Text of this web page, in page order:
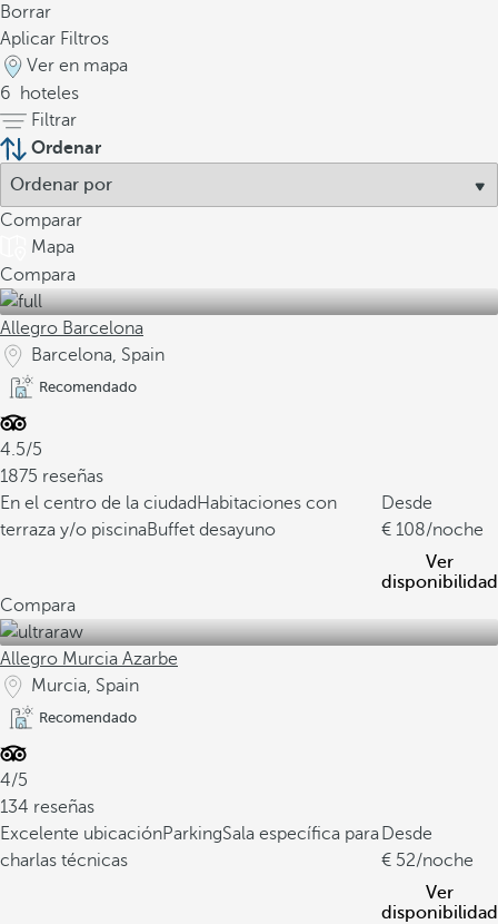
Borrar
Aplicar Filtros
Ver en mapa
6
hoteles
Filtrar
Ordenar
Comparar
Mapa
Compara
Allegro Barcelona
Barcelona, Spain
Recomendado
4.5/5
1875 reseñas
En el centro de la ciudad Habitaciones con
terraza y/o piscinaBuffet desayuno
Desde
108/noche
Ver
disponibilidad
Compara
Allegro Murcia Azarbe
Murcia, Spain
Recomendado
4/5
134 reseñas
Excelente ubicaciónParkingSala específica para
charlas técnicas
Desde
52/noche
Ver
disponibilidad